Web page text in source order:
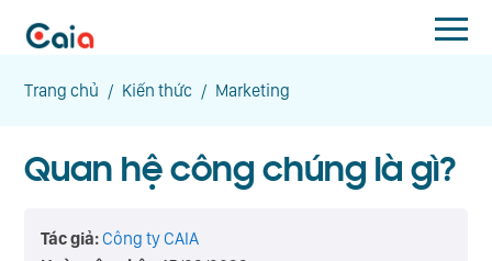
Trang chủ / Kiến thức / Marketing
Quan hệ công chúng là gì?
Tác giả: Công ty CAIA